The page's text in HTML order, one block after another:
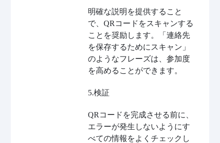
明確な説明を提供すること
で、QRコードをスキャンする
ことを奨励します。「連絡先
を保存するためにスキャン」
のようなフレーズは、参加度
を高めることができます。
5.検証
QRコードを完成させる前に、
エラーが発生しないようにす
べての情報をよくチェックし